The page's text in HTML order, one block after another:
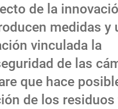
de la
medidas y
vinculada la
de las
que hace
de los